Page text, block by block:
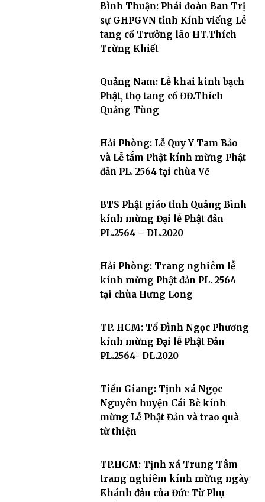
Bình Thuận: Phái đoàn Ban Trị
sự GHPGVN tỉnh Kính viếng Lễ
tang cố Trưởng lão HT.Thích
Trừng Khiết
Quảng Nam: Lễ khai kinh bạch
Phật, thọ tang cố ĐĐ.Thích
Quảng Tùng
Hải Phòng: Lễ Quy Y Tam Bảo
và Lễ tắm Phật kính mừng Phật
đản PL. 2564 tại chùa Vẽ
BTS Phật giáo tỉnh Quảng Bình
kính mừng Đại lễ Phật đản
PL.2564 – DL.2020
Hải Phòng: Trang nghiêm lễ
kính mừng Phật đản PL. 2564
tại chùa Hưng Long
TP. HCM: Tổ Đình Ngọc Phương
kính mừng Đại lễ Phật Đản
PL.2564- DL.2020
Tiền Giang: Tịnh xá Ngọc
Nguyên huyện Cái Bè kính
mừng Lễ Phật Đản và trao quà
từ thiện
TP.HCM: Tịnh xá Trung Tâm
trang nghiêm kính mừng ngày
Khánh đản của Đức Từ Phụ